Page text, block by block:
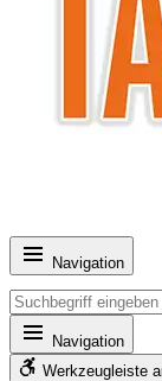
Navigation
Navigation
Werkzeugleiste